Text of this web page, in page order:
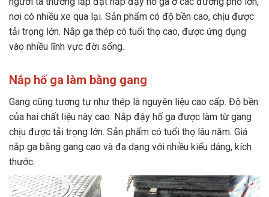
nơi có nhiều xe qua lại. Sản phẩm có độ bền cao, chịu được
tải trọng lớn. Nắp ga thép có tuổi thọ cao, được ứng dụng
vào nhiều lĩnh vực đời sống.
Nắp hố ga làm bằng gang
Gang cũng tương tự như thép là nguyên liệu cao cấp. Độ bền
của hai chất liệu này cao. Nắp đậy hố ga được làm từ gang
chịu được tải trọng lớn. Sản phẩm có tuổi thọ lâu năm. Giá
nắp ga bằng gang cao và đa dạng với nhiều kiểu dáng, kích
thước.